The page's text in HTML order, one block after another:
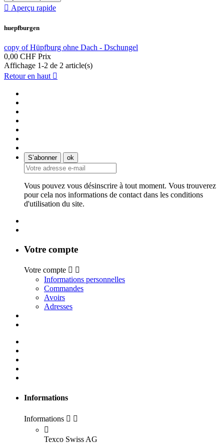
 Aperçu rapide
huepfburgen
copy of Hüpfburg ohne Dach - Dschungel
0,00 CHF Prix
Affichage 1-2 de 2 article(s)
Retour en haut 
Vous pouvez vous désinscrire à tout moment. Vous trouverez
pour cela nos informations de contact dans les conditions
d'utilisation du site.
Votre compte
Votre compte  
Informations personnelles
Commandes
Avoirs
Adresses
Informations
Informations  

Texco Swiss AG